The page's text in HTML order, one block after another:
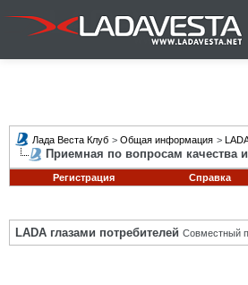
Лада Веста Клуб > Общая информация >
Приемная по вопросам качества
Регистрация Справка
LADA глазами потребителей Совместный